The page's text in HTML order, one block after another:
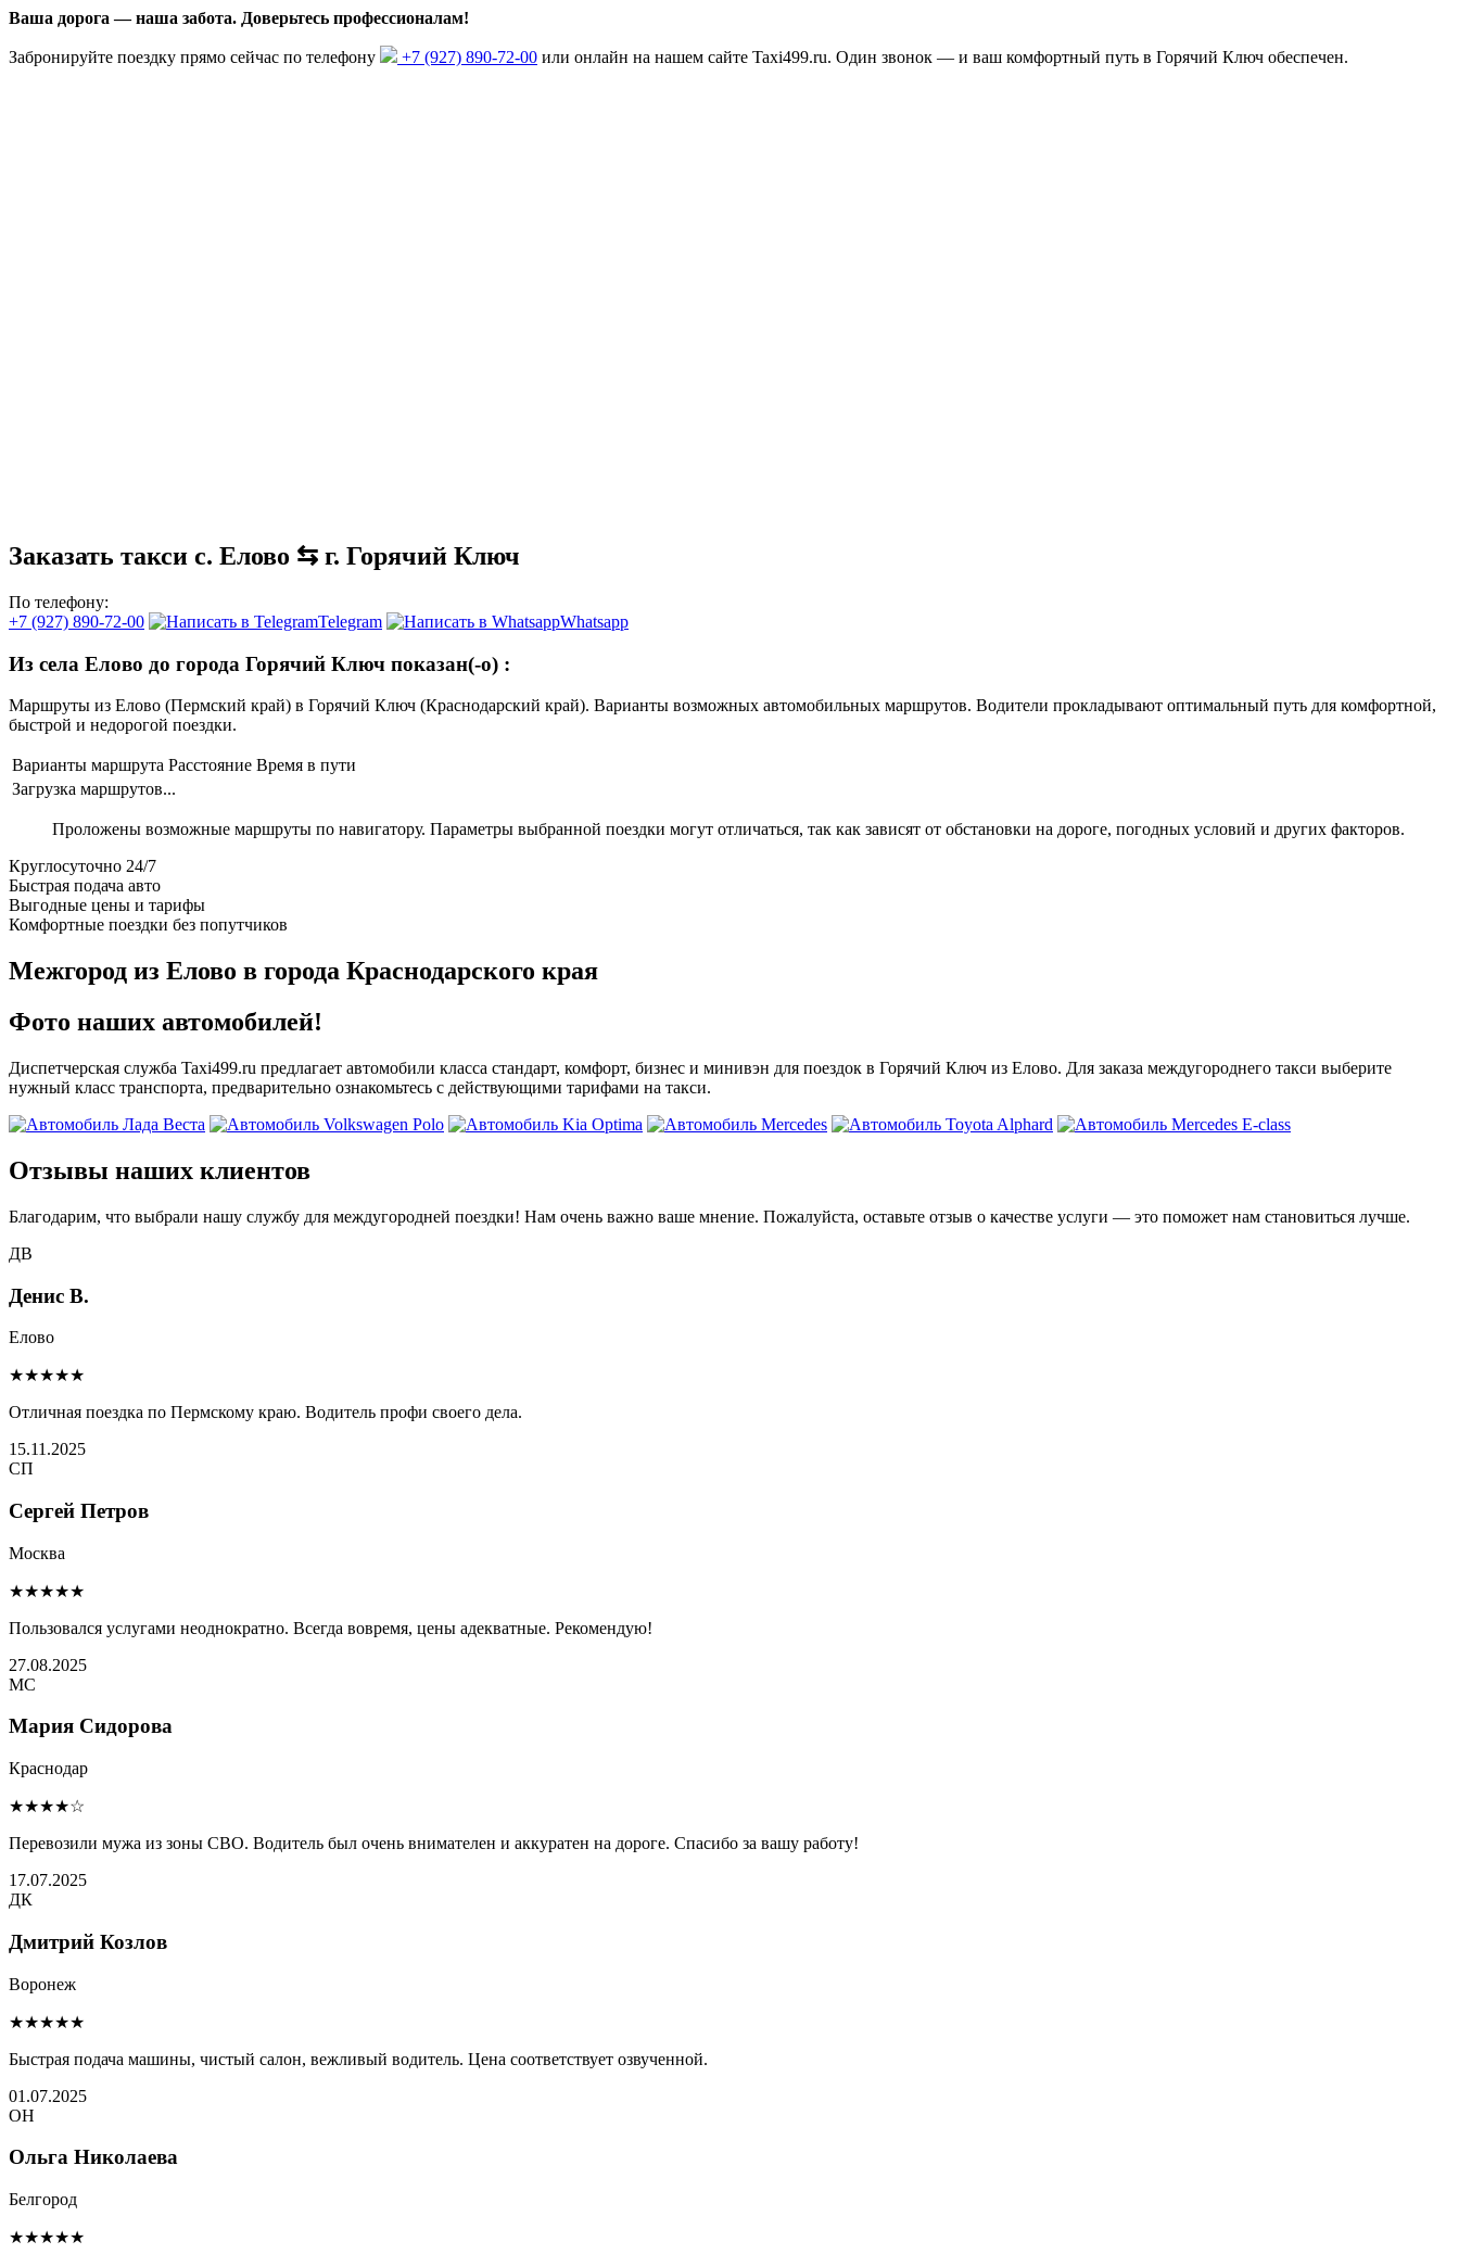
Ваша дорога — наша забота. Доверьтесь профессионалам!
Забронируйте поездку прямо сейчас по телефону +7 (927) 890-72-00 или онлайн на нашем сайте Taxi499.ru. Один звонок — и ваш комфортный путь в Горячий Ключ обеспечен.
Заказать такси с. Елово ⇆ г. Горячий Ключ
По телефону:
+7 (927) 890-72-00
Telegram Whatsapp
Из села Елово до города Горячий Ключ показан(-о) :
Маршруты из Елово (Пермский край) в Горячий Ключ (Краснодарский край). Варианты возможных автомобильных маршрутов. Водители прокладывают оптимальный путь для комфортной,
быстрой и недорогой поездки.
Варианты маршрута Расстояние Время в пути
Загрузка маршрутов...
Проложены возможные маршруты по навигатору. Параметры выбранной поездки могут отличаться, так как зависят от обстановки на дороге, погодных условий и других факторов.
Круглосуточно 24/7
Быстрая подача авто
Выгодные цены и тарифы
Комфортные поездки без попутчиков
Межгород из Елово в города Краснодарского края
Фото наших автомобилей!
Диспетчерская служба Taxi499.ru предлагает автомобили класса стандарт, комфорт, бизнес и минивэн для поездок в Горячий Ключ из Елово. Для заказа междугороднего такси выберите
нужный класс транспорта, предварительно ознакомьтесь с действующими тарифами на такси.
Отзывы наших клиентов
Благодарим, что выбрали нашу службу для междугородней поездки! Нам очень важно ваше мнение. Пожалуйста, оставьте отзыв о качестве услуги — это поможет нам становиться лучше.
ДВ
Денис В.
Елово
★★★★★
Отличная поездка по Пермскому краю. Водитель профи своего дела.
15.11.2025
СП
Сергей Петров
Москва
★★★★★
Пользовался услугами неоднократно. Всегда вовремя, цены адекватные. Рекомендую!
27.08.2025
МС
Мария Сидорова
Краснодар
★★★★☆
Перевозили мужа из зоны СВО. Водитель был очень внимателен и аккуратен на дороге. Спасибо за вашу работу!
17.07.2025
ДК
Дмитрий Козлов
Воронеж
★★★★★
Быстрая подача машины, чистый салон, вежливый водитель. Цена соответствует озвученной.
01.07.2025
ОН
Ольга Николаева
Белгород
★★★★★